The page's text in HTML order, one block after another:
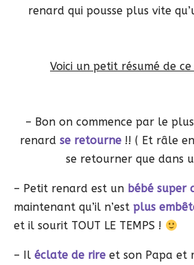
renard qui pousse plus vite
Voici un petit résumé de ce
– Bon on commence par le
renard se retourne!! ( Et râle
se retourner que dans
– Petit renard est un bébé super
maintenant qu’il n’est plus
et il sourit TOUT LE TEMPS !
– Il éclate de rire et son Papa et